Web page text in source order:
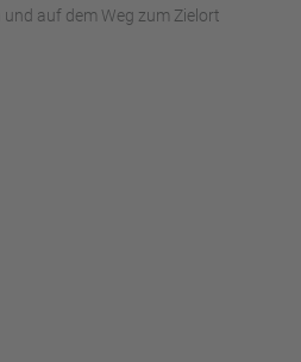
auf dem Weg zum Zielort